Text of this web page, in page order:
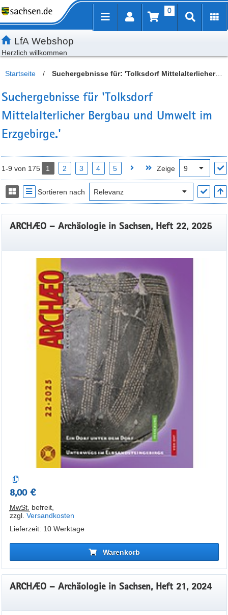
Inhalt
Kundenmenü
Artikelsuche
Servicemenü 0
LfA Webshop
Herzlich willkommen
Startseite /
Suchergebnisse für: 'Tolksdorf Mittelalterlicher
Suchergebnisse für 'Tolksdorf
Mittelalterlicher Bergbau und Umwelt im
Erzgebirge.'
1-9 von 175 1 2 3 4 5 Zeige
Sortieren nach
ARCHÆO – Archäologie in Sachsen, Heft 22, 2025
8,00 €
MwSt. befreit,
zzgl. Versandkosten
Lieferzeit: 10 Werktage
Warenkorb
ARCHÆO – Archäologie in Sachsen, Heft 21, 2024